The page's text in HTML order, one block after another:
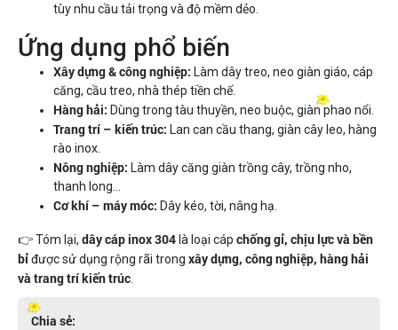
tùy nhu cầu tải trọng và độ mềm dẻo.
Ứng dụng phổ biến
Xây dựng & công nghiệp: Làm dây treo, neo giàn giáo, cáp
căng, cầu treo, nhà thép tiền chế.
Hàng hải: Dùng trong tàu thuyền, neo buộc, giàn phao nổi.
Trang trí – kiến trúc: Lan can cầu thang, giàn cây leo, hàng
rào inox.
Nông nghiệp: Làm dây căng giàn trồng cây, trồng nho,
thanh long…
Cơ khí – máy móc: Dây kéo, tời, nâng hạ.
👉 Tóm lại, dây cáp inox 304 là loại cáp chống gỉ, chịu lực và bền
bỉđược sử dụng rộng rãi trong xây dựng, công nghiệp, hàng hải
và trang trí kiến trúc
Chia sẻ: